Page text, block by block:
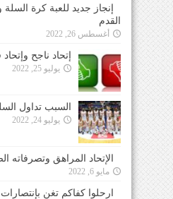
إنجاز جديد للعبة كرة
القدم
أغسطس 26, 2022
إتحاد ناجح
يوليو 25, 2022
السبب تداول
يوليو 24, 2022
الإتحاد المراهق وتصرفاته
مايو 6, 2022
ارحلوا كفاكم تغنٍ بإنتصارات